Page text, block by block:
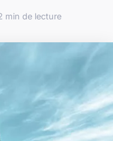
min de lecture